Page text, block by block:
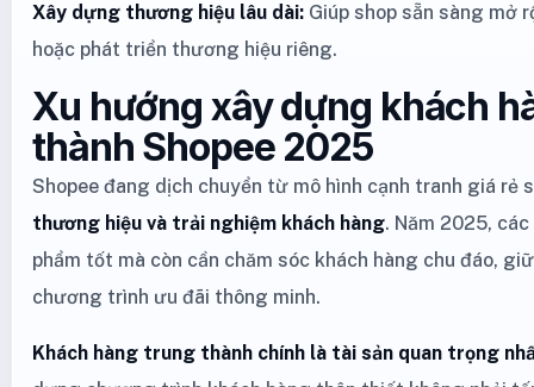
Xây dựng thương hiệu lâu dài: Giúp shop sẵn sàng mở
hoặc phát triển thương hiệu riêng.
Xu hướng xây dựng khách
thành Shopee 2025
Shopee đang dịch chuyển từ mô hình cạnh tranh giá rẻ
thương hiệu và trải nghiệm khách hàng. Năm 2025,
phẩm tốt mà còn cần chăm sóc khách hàng chu đáo,
chương trình ưu đãi thông minh.
Khách hàng trung thành chính là tài sản quan trọng